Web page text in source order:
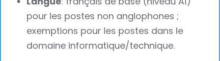
pour les postes non anglophones ;
exemptions pour les postes dans le
domaine informatique/technique.